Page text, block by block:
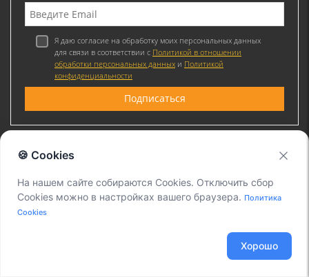
Я даю согласие на обработку моих персональных данных
для связи в соответствии с Политикой в отношении
обработки персональных данных и Политикой
конфиденциальности
Присоединяйтесь к нам
@ 2011-2026 ООО "Вокс Линк" Установка и настройка Asterisk. IP-телефония
для офиса и Call-центры., ИНН: 7715856113, ОГРН: 1117746186084. Все права
🍪 Cookies
На нашем сайте собираются Cookies. Отключить сбор
Cookies можно в настройках вашего браузера. Политика
Cookies
Хорошо